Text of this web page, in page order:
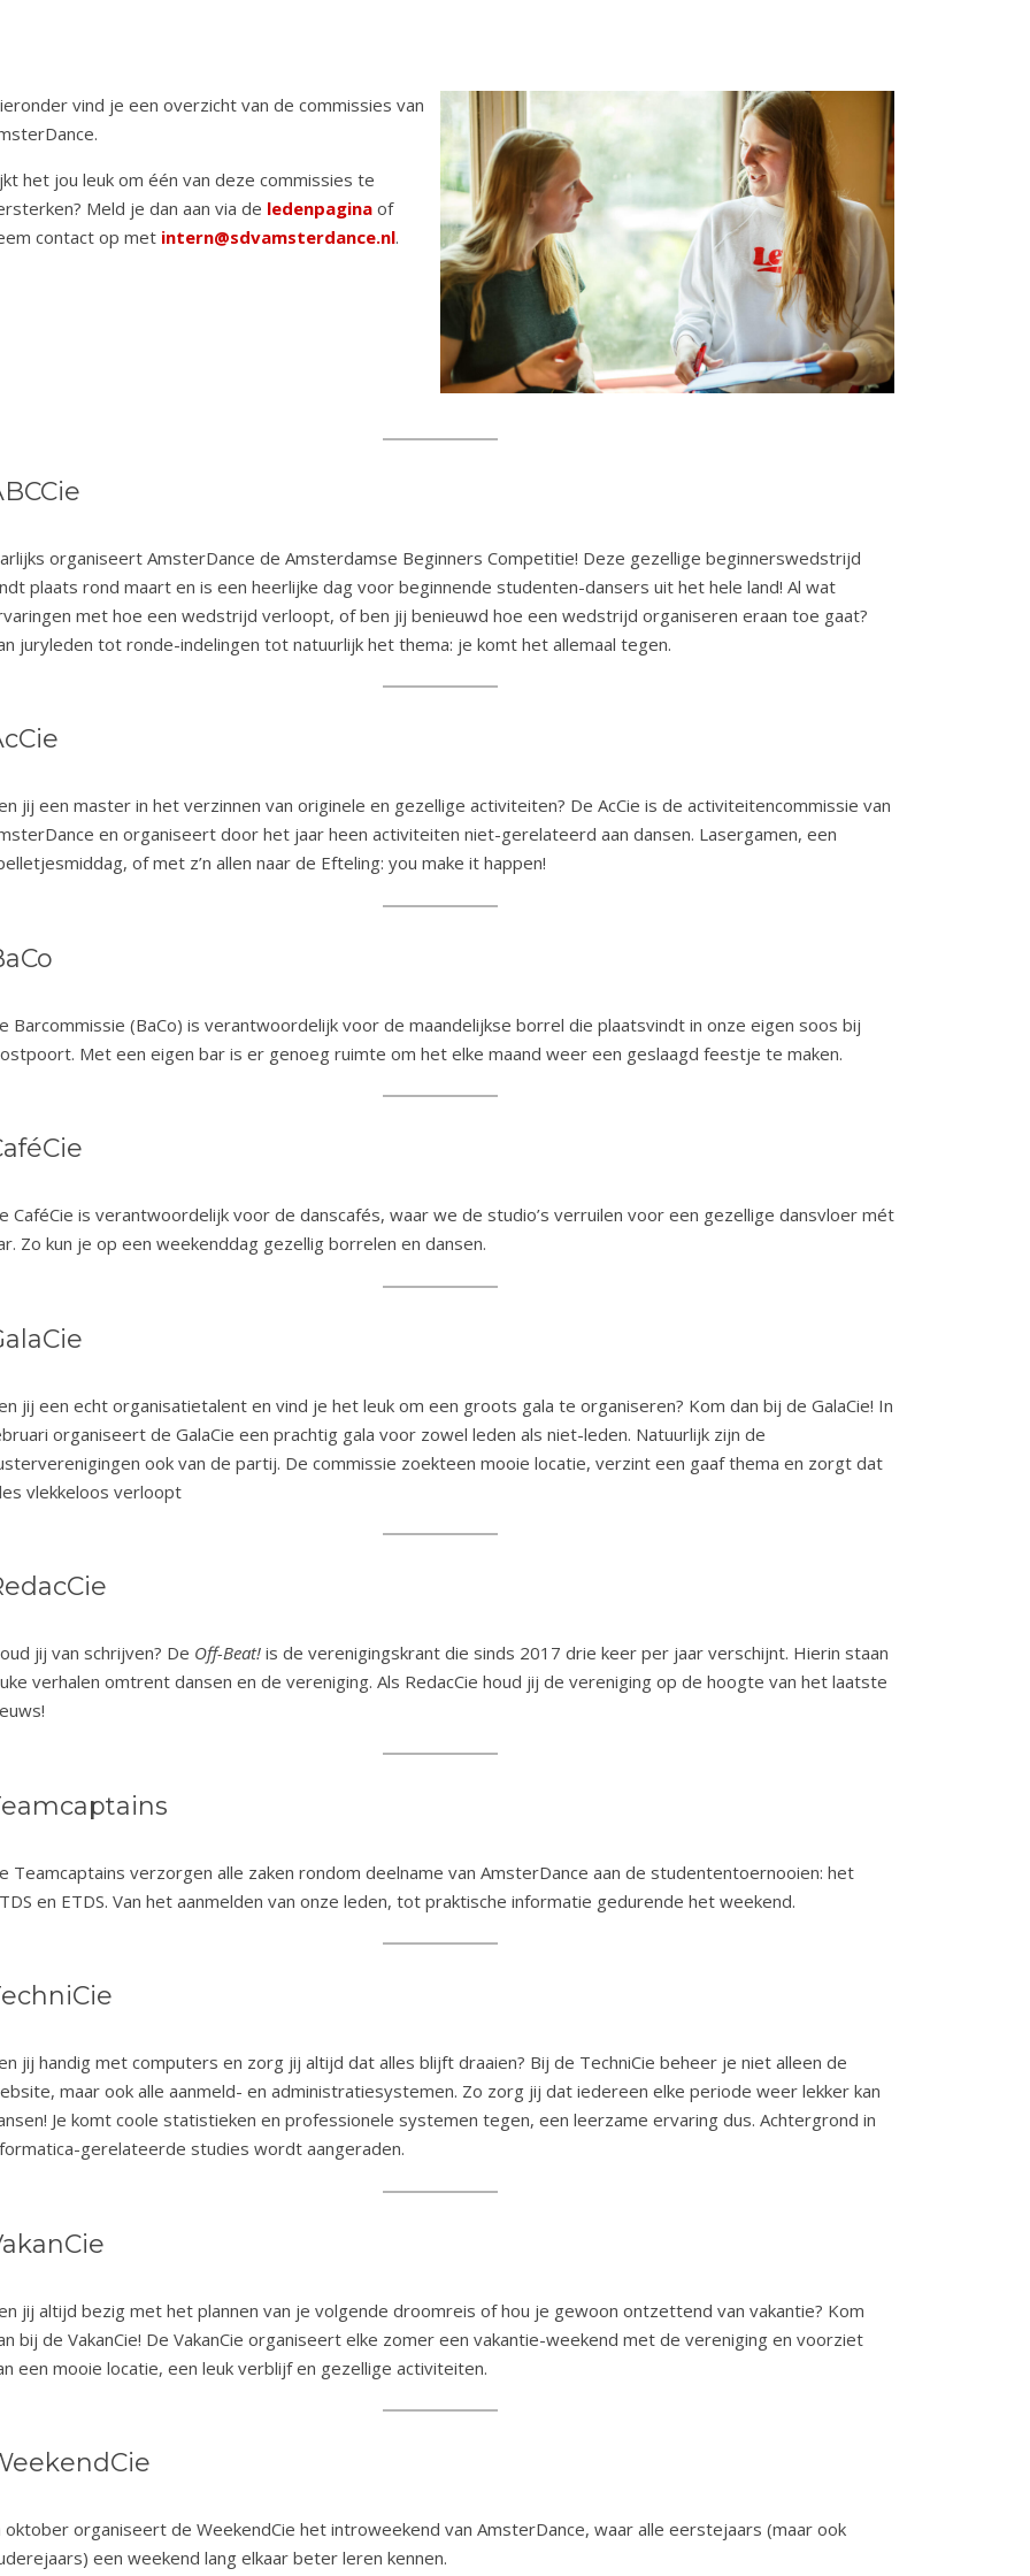
vind je een overzicht van de commissies van
het jou leuk om één van deze commissies te
Meld je dan aan via de ledenpagina of
contact op met intern@sdvamsterdance.nl.
organiseert AmsterDance de Amsterdamse Beginners Competitie! Deze gezellige beginnerswedstrijd
plaats rond maart en is een heerlijke dag voor beginnende studenten-dansers uit het hele land! Al wat
met hoe een wedstrijd verloopt, of ben jij benieuwd hoe een wedstrijd organiseren eraan toe gaat?
juryleden tot ronde-indelingen tot natuurlijk het thema: je komt het allemaal tegen.
jij een master in het verzinnen van originele en gezellige activiteiten? De AcCie is de activiteitencommissie van
en organiseert door het jaar heen activiteiten niet-gerelateerd aan dansen. Lasergamen, een
of met z’n allen naar de Efteling: you make it happen!
Barcommissie (BaCo) is verantwoordelijk voor de maandelijkse borrel die plaatsvindt in onze eigen soos bij
Met een eigen bar is er genoeg ruimte om het elke maand weer een geslaagd feestje te maken.
CaféCie is verantwoordelijk voor de danscafés, waar we de studio’s verruilen voor een gezellige dansvloer mét
Zo kun je op een weekenddag gezellig borrelen en dansen.
jij een echt organisatietalent en vind je het leuk om een groots gala te organiseren? Kom dan bij de GalaCie! In
organiseert de GalaCie een prachtig gala voor zowel leden als niet-leden. Natuurlijk zijn de
ook van de partij. De commissie zoekteen mooie locatie, verzint een gaaf thema en zorgt dat
vlekkeloos verloopt
jij van schrijven? De Off-Beat! is de verenigingskrant die sinds 2017 drie keer per jaar verschijnt. Hierin staan
verhalen omtrent dansen en de vereniging. Als RedacCie houd jij de vereniging op de hoogte van het laatste
Teamcaptains verzorgen alle zaken rondom deelname van AmsterDance aan de studententoernooien: het
en ETDS. Van het aanmelden van onze leden, tot praktische informatie gedurende het weekend.
jij handig met computers en zorg jij altijd dat alles blijft draaien? Bij de TechniCie beheer je niet alleen de
maar ook alle aanmeld- en administratiesystemen. Zo zorg jij dat iedereen elke periode weer lekker kan
Je komt coole statistieken en professionele systemen tegen, een leerzame ervaring dus. Achtergrond in
gerelateerde studies wordt aangeraden.
jij altijd bezig met het plannen van je volgende droomreis of hou je gewoon ontzettend van vakantie? Kom
bij de VakanCie! De VakanCie organiseert elke zomer een vakantie-weekend met de vereniging en voorziet
een mooie locatie, een leuk verblijf en gezellige activiteiten.
oktober organiseert de WeekendCie het introweekend van AmsterDance, waar alle eerstejaars (maar ook
een weekend lang elkaar beter leren kennen.